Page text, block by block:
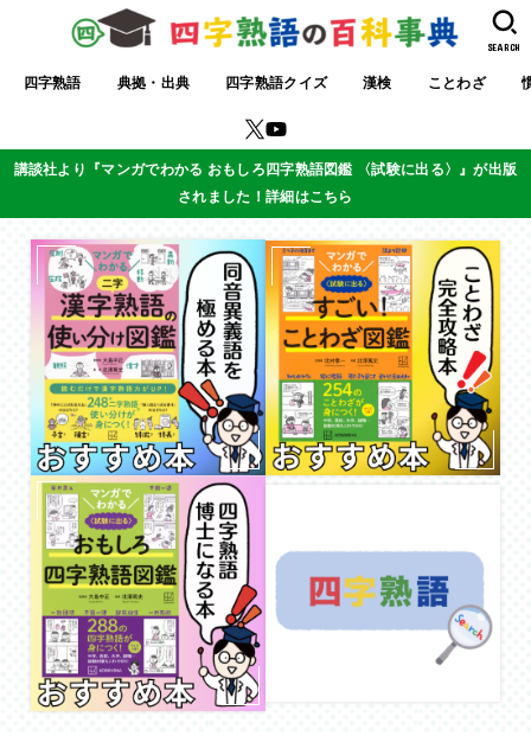
四字熟語 典拠・出典 四字熟語クイズ 漢検 ことわざ
SEARCH
講談社より『マンガでわかる おもしろ四字熟語図鑑 〈試験に出る〉』が出版
されました！詳細はこちら